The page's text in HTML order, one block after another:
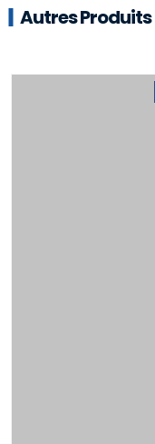
Autres Produits